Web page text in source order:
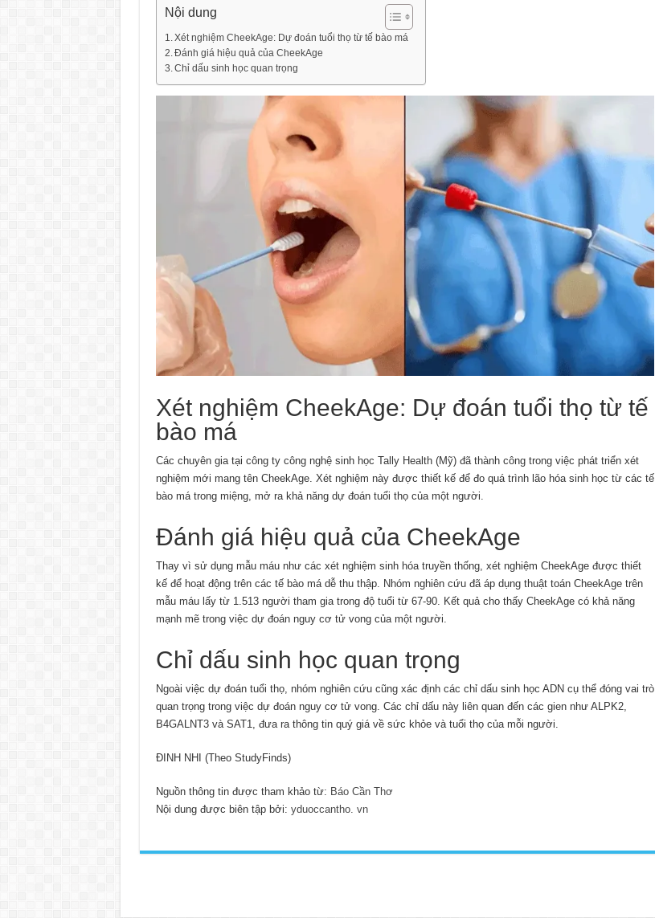
Nội dung
Xét nghiệm CheekAge: Dự đoán tuổi thọ từ tế bào má
Đánh giá hiệu quả của CheekAge
Chỉ dấu sinh học quan trọng
Xét nghiệm CheekAge: Dự đoán tuổi thọ từ tế
bào má
Các chuyên gia tại công ty công nghệ sinh học Tally Health (Mỹ) đã thành công trong việc phát triển xét
nghiệm mới mang tên CheekAge. Xét nghiệm này được thiết kế để đo quá trình lão hóa sinh học từ các tế
bào má trong miệng, mở ra khả năng dự đoán tuổi thọ của một người.
Đánh giá hiệu quả của CheekAge
Thay vì sử dụng mẫu máu như các xét nghiệm sinh hóa truyền thống, xét nghiệm CheekAge được thiết
kế để hoạt động trên các tế bào má dễ thu thập. Nhóm nghiên cứu đã áp dụng thuật toán CheekAge trên
mẫu máu lấy từ 1.513 người tham gia trong độ tuổi từ 67-90. Kết quả cho thấy CheekAge có khả năng
mạnh mẽ trong việc dự đoán nguy cơ tử vong của một người.
Chỉ dấu sinh học quan trọng
Ngoài việc dự đoán tuổi thọ, nhóm nghiên cứu cũng xác định các chỉ dấu sinh học ADN cụ thể đóng vai trò
quan trọng trong việc dự đoán nguy cơ tử vong. Các chỉ dấu này liên quan đến các gien như ALPK2,
B4GALNT3 và SAT1, đưa ra thông tin quý giá về sức khỏe và tuổi thọ của mỗi người.
ĐINH NHI (Theo StudyFinds)
Nguồn thông tin được tham khảo từ: Báo Cần Thơ
Nội dung được biên tập bởi: yduoccantho. vn